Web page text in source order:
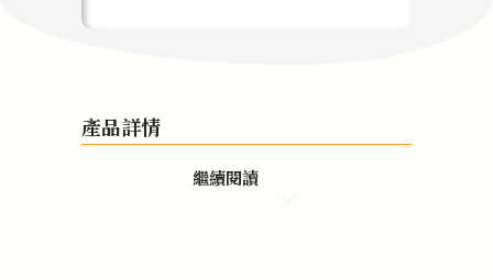
產品詳情
繼續閱讀